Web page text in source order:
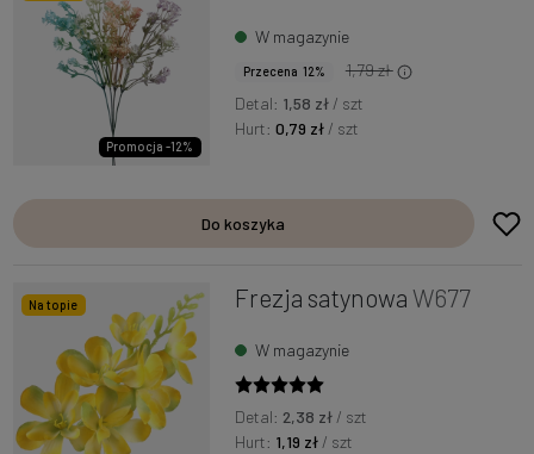
Promocja -12%
W magazynie
Przecena 12%
1,79 zł
Detal: 1,58 zł / szt
Hurt:0,79 zł / szt
Do koszyka
Na topie Frezja satynowa W677
W magazynie
Detal: 2,38 zł/ szt
Hurt: 1,19 zł/ szt